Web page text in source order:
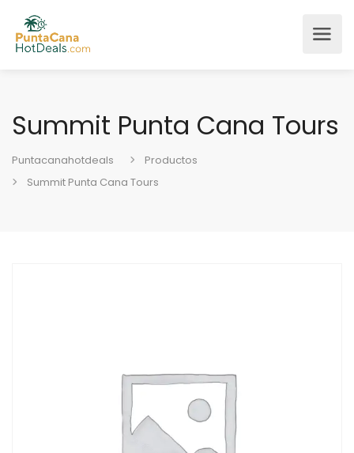
Summit Punta Cana Tours
Puntacanahotdeals
Productos
Summit Punta Cana Tours